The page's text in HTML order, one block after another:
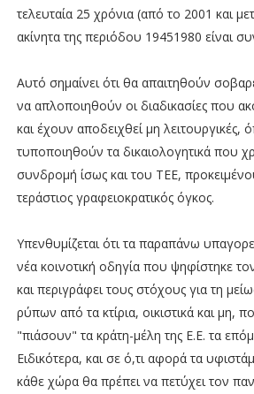
τελευταία 25 χρόνια (από το 2001 και
ακίνητα της περιόδου 19451980 είναι
Αυτό σηµαίνει ότι θα απαιτηθούν
να απλοποιηθούν οι διαδικασίες που
και έχουν αποδειχθεί µη λειτουργικές,
τυποποιηθούν τα δικαιολογητικά που
συνδροµή ίσως και του ΤΕΕ,
τεράστιος γραφειοκρατικός όγκος.
Υπενθυµίζεται ότι τα παραπάνω
νέα κοινοτική οδηγία που ψηφίστηκε
και περιγράφει τους στόχους για τη
ρύπων από τα κτίρια, οικιστικά και µη,
"πιάσουν" τα κράτη-µέλη της Ε.Ε. τα
Ειδικότερα, και σε ό,τι αφορά τα
κάθε χώρα θα πρέπει να πετύχει τον